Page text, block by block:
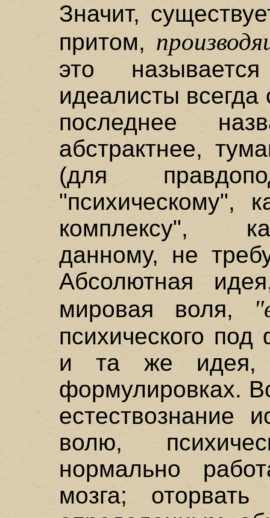
Значит,
притом,
это
идеалисты всегда
последнее
абстрактнее,
(для
"психическому",
комплексу",
данному, не
Абсолютная
мировая воля,
психического
и та же идея,
формулировках.
естествознание
волю,
нормально
мозга;